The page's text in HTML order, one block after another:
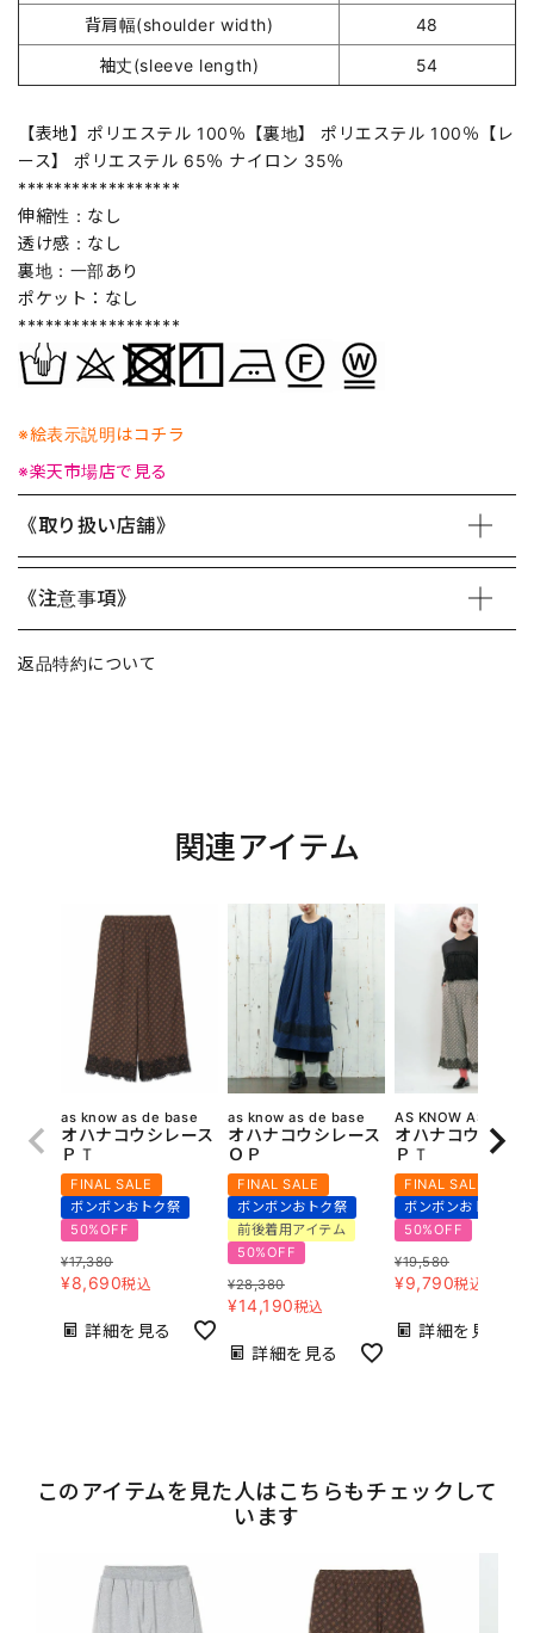
背肩幅(shoulder width)
48
袖丈(sleeve length)
54
【表地】ポリエステル 100％【裏地】 ポリエステル 100％【レ
ース】 ポリエステル 65％ ナイロン 35％
******************
伸縮性：なし
透け感：なし
裏地：一部あり
ポケット：なし
******************
※絵表示説明はコチラ
※楽天市場店で見る
《取り扱い店舗》
《注意事項》
返品特約について
関連アイテム
as know as de base
オハナコウシレース
ＰＴ
FINAL SALE
ボンボンおトク祭
50%OFF
¥17,380
¥8,690税込
詳細を見る
as know as de base
オハナコウシレース
ＯＰ
FINAL SALE
ボンボンおトク祭
前後着用アイテム
50%OFF
¥28,380
¥14,190税込
詳細を見る
AS KNOW AS olaca
オハナコウシレ
ＰＴ
FINAL SALE
ボンボンおトク祭
50%OFF
¥19,580
¥9,790税込
詳細を見る
このアイテムを見た人はこちらもチェックして
います